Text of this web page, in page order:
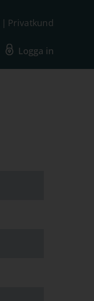
Privatkund
Logga in